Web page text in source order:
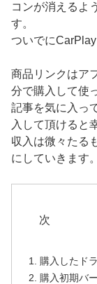
コンが消えるよ
す。
ついでに
商品リンクはア
分で購入して使
記事を気に入っ
入して頂けると
収入は微々たる
にしていきます。
購入したド
購入初期バ